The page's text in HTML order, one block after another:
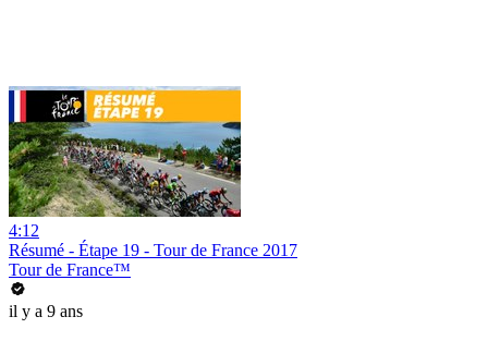
4:12
Résumé - Étape 19 - Tour de France 2017
Tour de France™
il y a 9 ans